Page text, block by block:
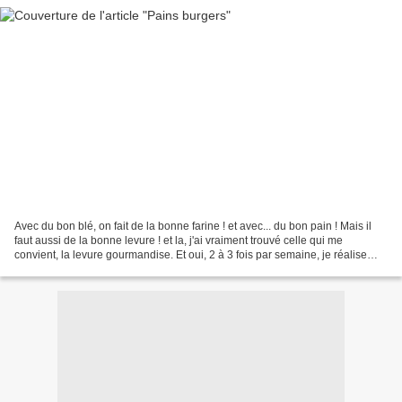
Avec du bon blé, on fait de la bonne farine ! et avec... du bon pain ! Mais il
faut aussi de la bonne levure ! et la, j'ai vraiment trouvé celle qui me
convient, la levure gourmandise. Et oui, 2 à 3 fois par semaine, je réalise